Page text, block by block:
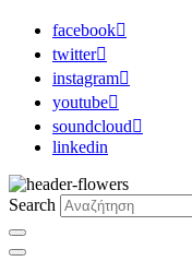
facebook
twitter
instagram
youtube
soundcloud
linkedin
Search